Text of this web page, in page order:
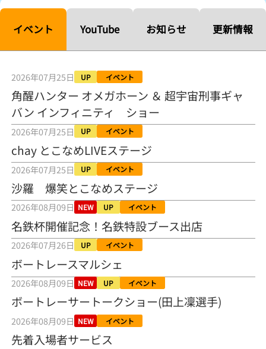
【ルーキーシリーズ第15戦】塚越海斗「伸びを生かす方向で」4カド
2026年08月04日
「このままＡ１になれるように」
2026年08月04日
長岡花火大会の話も！ 松本日向の、グッド！グッド！ひなたグッ
ド！／常滑ボート
2026年08月04日
【ボートレース】「しょっぱいですね」初優勝の宮崎心之介が水神
祭で満面の笑み／常滑 - 日刊スポーツ
2026年08月04日
【ボート】とこなめルーキーＳ 宮崎心之介がデビューから１年９カ
月で初優勝
2026年08月04日
【ボートレース】12R優勝戦のスタート特訓実施 初Ｖ目指す宮崎心
之介の仕上がり上々／常滑 - 日刊スポーツ
2026年08月04日
【とこなめボート ルーキーシリーズ第15戦】荒木颯斗 当地フレッシ
ュルーキーが初Vで恩返しを
2026年08月03日
イベント YouTube お知らせ 更新情報
2026年07月25日 UP イベント
角醒ハンター オメガホーン ＆ 超宇宙刑事ギャ
バン インフィニティ ショー
2026年07月25日 UP イベント
chay とこなめLIVEステージ
2026年07月25日 UP イベント
沙羅 爆笑とこなめステージ
2026年08月09日 NEW UP イベント
名鉄杯開催記念！名鉄特設ブース出店
2026年07月26日 UP イベント
ボートレースマルシェ
2026年08月09日 NEW UP イベント
ボートレーサートークショー(田上凜選手)
2026年08月09日 NEW イベント
先着入場者サービス